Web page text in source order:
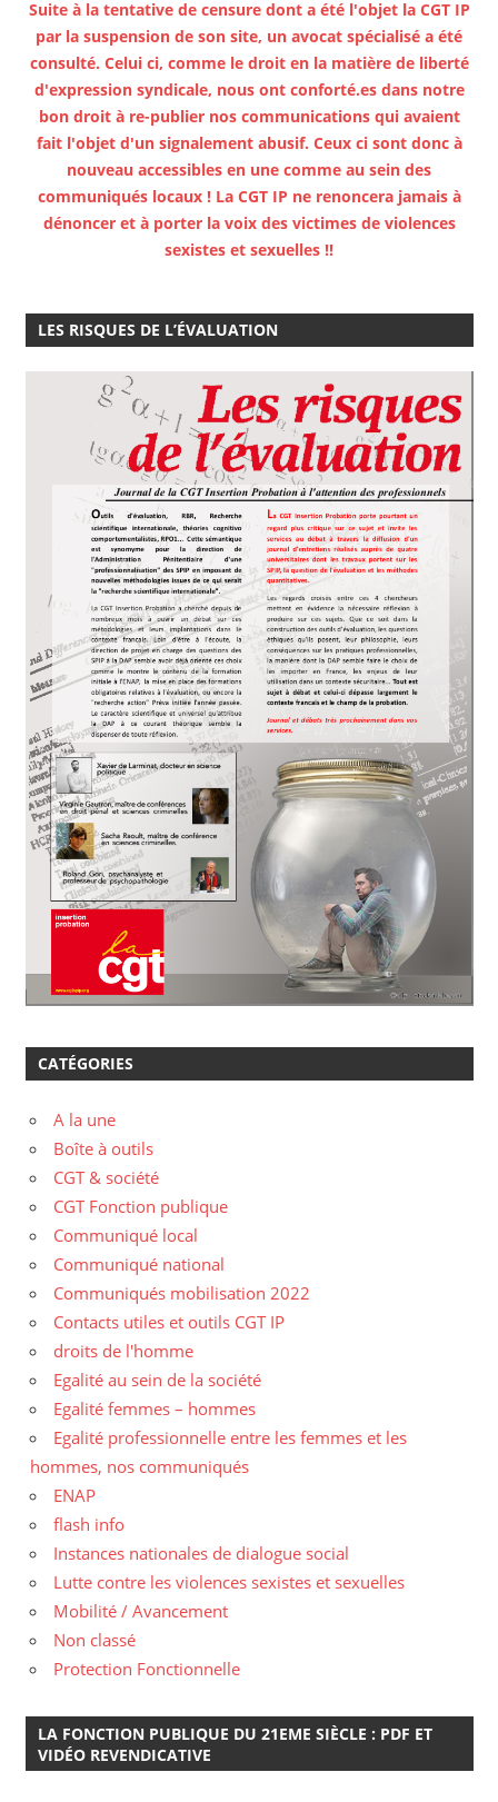
Suite à la tentative de censure dont a été l'objet la CGT IP
par la suspension de son site, un avocat spécialisé a été
consulté. Celui ci, comme le droit en la matière de liberté
d'expression syndicale, nous ont conforté.es dans notre
bon droit à re-publier nos communications qui avaient
fait l'objet d'un signalement abusif. Ceux ci sont donc à
nouveau accessibles en une comme au sein des
communiqués locaux ! La CGT IP ne renoncera jamais à
dénoncer et à porter la voix des victimes de violences
sexistes et sexuelles !!
LES RISQUES DE L’ÉVALUATION
CATÉGORIES
A la une
Boîte à outils
CGT & société
CGT Fonction publique
Communiqué local
Communiqué national
Communiqués mobilisation 2022
Contacts utiles et outils CGT IP
droits de l'homme
Egalité au sein de la société
Egalité femmes – hommes
Egalité professionnelle entre les femmes et les
hommes, nos communiqués
ENAP
flash info
Instances nationales de dialogue social
Lutte contre les violences sexistes et sexuelles
Mobilité / Avancement
Non classé
Protection Fonctionnelle
LA FONCTION PUBLIQUE DU 21EME SIÈCLE : PDF ET
VIDÉO REVENDICATIVE